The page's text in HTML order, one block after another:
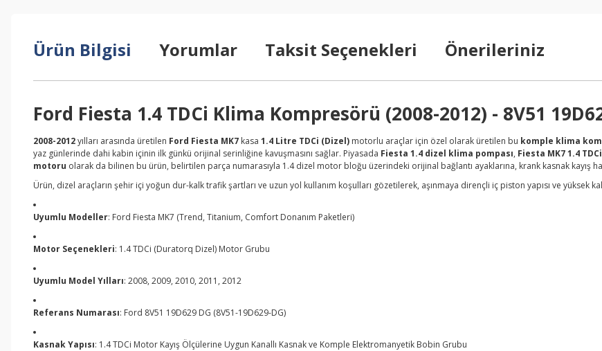
Ürün Bilgisi Yorumlar Taksit Seçenekleri Önerileriniz
Ford Fiesta 1.4 TDCi Klima Kompresörü (2008-2012) - 8V51
2008-2012yılları arasında üretilen Ford Fiesta MK7 kasa 1.4 Litre TDCi (Dizel) motorlu araçlar için özel olarak üretilen bu komple klima
yaz günlerinde dahi kabin içinin ilk günkü orijinal serinliğine kavuşmasını sağlar. Piyasada Fiesta 1.4 dizel klima pompası, Fiesta MK7 1.4
motoru olarak da bilinen bu ürün, belirtilen parça numarasıyla 1.4 dizel motor bloğu üzerindeki orijinal bağlantı ayaklarına, krank kasnak kayış
Ürün, dizel araçların şehir içi yoğun dur-kalk trafik şartları ve uzun yol kullanım koşulları gözetilerek, aşınmaya dirençli iç piston yapısı ve
Uyumlu Modeller: Ford Fiesta MK7 (Trend, Titanium, Comfort Donanım Paketleri)
Motor Seçenekleri: 1.4 TDCi (Duratorq Dizel) Motor Grubu
Uyumlu Model Yılları: 2008, 2009, 2010, 2011, 2012
Referans Numarası: Ford 8V51 19D629 DG (8V51-19D629-DG)
Kasnak Yapısı: 1.4 TDCi Motor Kayış Ölçülerine Uygun Kanallı Kasnak ve Komple Elektromanyetik Bobin Grubu